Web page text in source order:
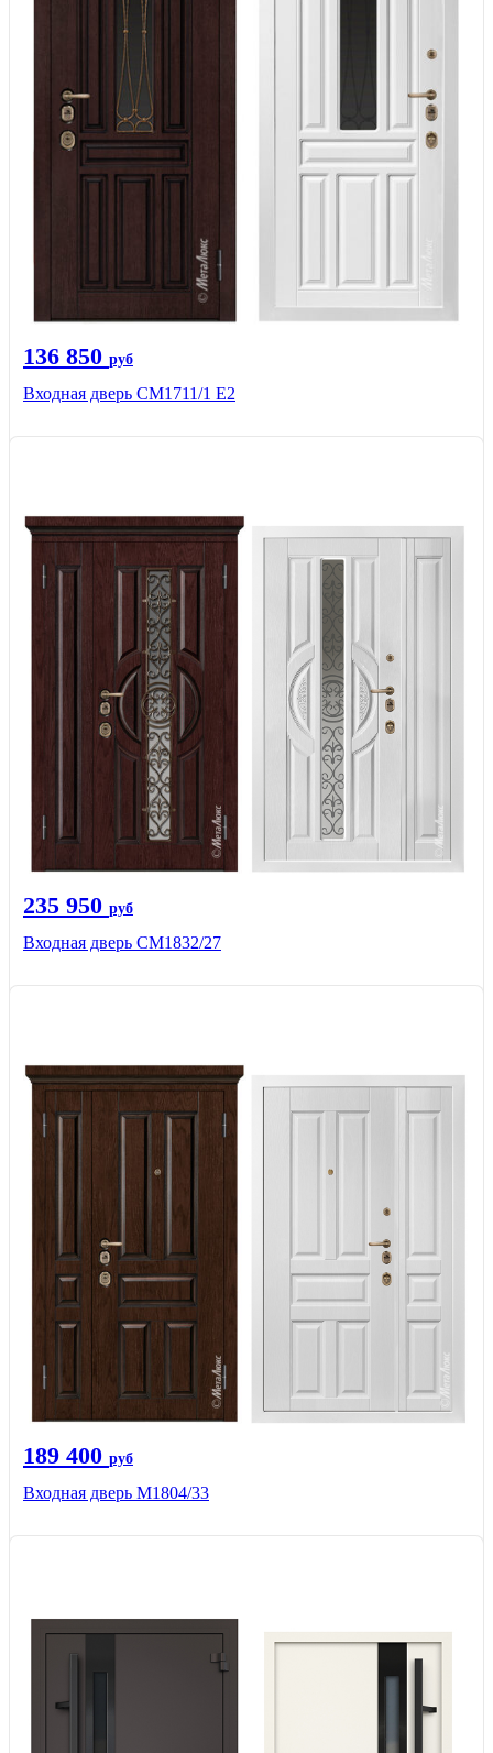
136 850 руб
Входная дверь CМ1711/1 Е2
235 950 руб
Входная дверь СМ1832/27
189 400 руб
Входная дверь М1804/33